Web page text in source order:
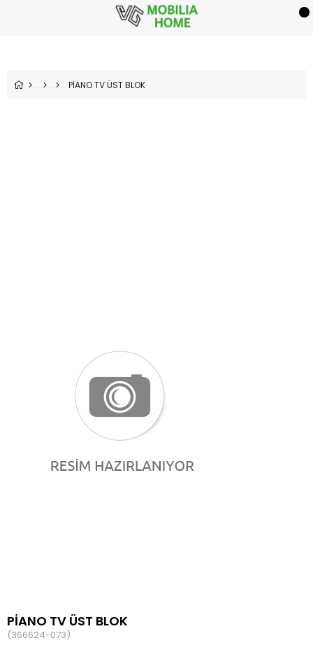
PİANO TV ÜST BLOK
PİANO TV ÜST BLOK
(366624-073)